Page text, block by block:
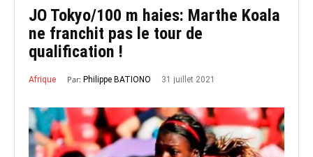
JO Tokyo/100 m haies: Marthe Koala
ne franchit pas le tour de
qualification !
Afrique Par: Philippe BATIONO 31 juillet 2021